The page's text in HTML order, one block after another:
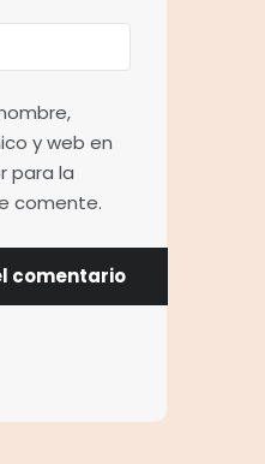
y web en
para la
comente.